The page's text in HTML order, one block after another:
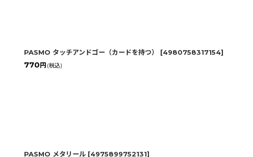
PASMO タッチアンドゴー（カードを持つ） [4980758317154]
770 円 (税込)
PASMO メタリール [4975899752131]